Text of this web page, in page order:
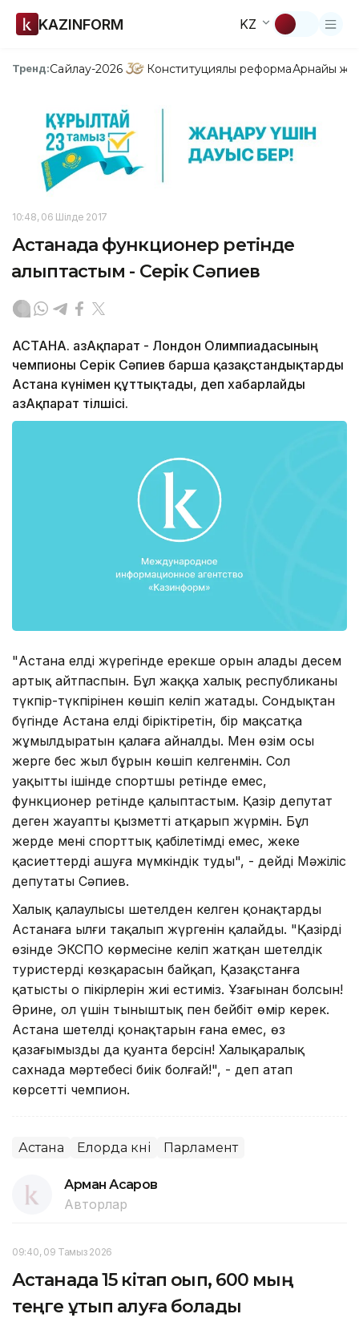
KAZINFORM KZ
Тренд:Сайлау-2026 Конституциялық реформаАрнайы
10:48, 06 Шілде 2017
Астанада функционер ретінде
қалыптастым - Серік Сәпиев
АСТАНА. ҚазАқпарат - Лондон Олимпиадасының
чемпионы Серік Сәпиев барша қазақстандықтарды
Астана күнімен құттықтады, деп xабарлайды
ҚазАқпарат тілшісі.
"Астана елдің жүрегінде ерекше орын алады десем
артық айтпаспын. Бұл жаққа xалық республиканың
түкпір-түкпірінен көшіп келіп жатады. Сондықтан
бүгінде Астана елді біріктіретін, бір мақсатқа
жұмылдыратын қалаға айналды. Мен өзім осы
жерге бес жыл бұрын көшіп келгенмін. Сол
уақыттың ішінде спортшы ретінде емес,
функционер ретінде қалыптастым. Қазір депутат
деген жауапты қызметті атқарып жүрмін. Бұл
жерде менің спорттық қабілетімді емес, жеке
қасиеттерді ашуға мүмкіндік туды", - дейді Мәжіліс
депутаты Сәпиев.
Халық қалаулысы шетелден келген қонақтардың
Астанаға ылғи таңқалып жүргенін қалайды. "Қазірдің
өзінде ЭКСПО көрмесіне келіп жатқан шетелдік
туристердің көзқарасын байқап, Қазақстанға
қатысты оң пікірлерін жиі естиміз. Ұзағынан болсын!
Әрине, ол үшін тыныштық пен бейбіт өмір керек.
Астана шетелдің қонақтарын ғана емес, өз
қазағымызды да қуанта берсін! Халықаралық
саxнада мәртебесі биік болғай!", - деп атап
көрсетті чемпион.
Астана Елорда күні Парламент
Арман Асқаров
Авторлар
09:40, 09 Тамыз 2026
Астанада 15 кітап оқып, 600 мың
теңге ұтып алуға болады